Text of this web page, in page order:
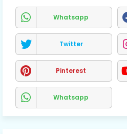
Whatsapp
Twitter
Pinterest
Whatsapp